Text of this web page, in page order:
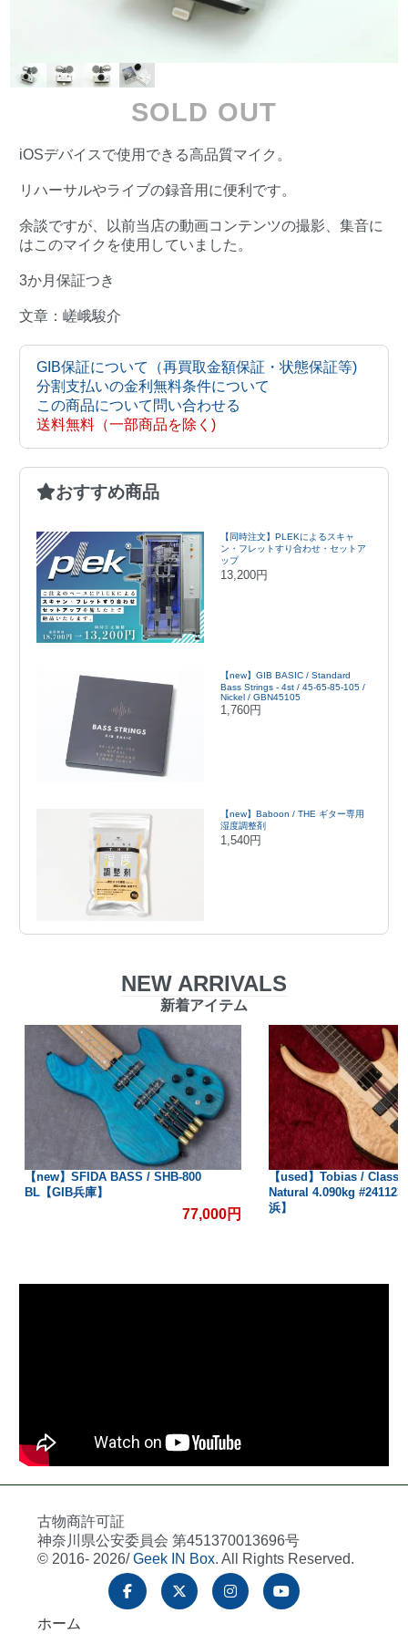
SOLD OUT
iOSデバイスで使用できる高品質マイク。
リハーサルやライブの録音用に便利です。
余談ですが、以前当店の動画コンテンツの撮影、集音に
はこのマイクを使用していました。
3か月保証つき
文章：嵯峨駿介
GIB保証について（再買取金額保証・状態保証等)
分割支払いの金利無料条件について
この商品について問い合わせる
送料無料（一部商品を除く)
おすすめ商品
【同時注文】PLEKによるスキャ
ン・フレットすり合わせ・セットア
ップ
13,200円
【new】GIB BASIC / Standard
Bass Strings - 4st / 45-65-85-105 /
Nickel / GBN45105
1,760円
【new】Baboon / THE ギター専用
湿度調整剤
1,540円
NEW ARRIVALS
新着アイテム
【new】SFIDA BASS / SHB-800
BL【GIB兵庫】
77,000円
【used】Tobias /
Natural 4.090kg
浜】
古物商許可証
神奈川県公安委員会 第451370013696号
© 2016- 2026/Geek IN Box. All Rights Reserved.
ホーム